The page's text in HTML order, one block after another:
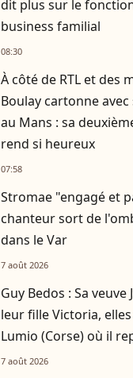
dit plus sur le
business familial
08:30
À côté de RTL et des
Boulay cartonne
au Mans : sa
rend si heureux
07:58
Stromae "engagé et
chanteur sort de
dans le Var
7 août 2026
Guy Bedos : Sa veuve
leur fille Victoria,
Lumio (Corse) où il
7 août 2026